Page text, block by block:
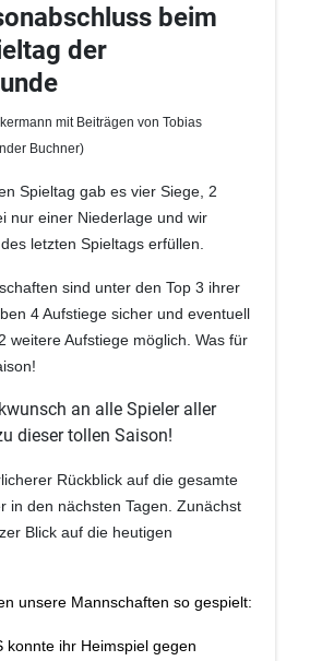
beim
der
mit Beiträgen von Tobias
Buchner)
Spieltag gab es vier Siege, 2
nur einer Niederlage und wir
letzten Spieltags erfüllen.
sind unter den Top 3 ihrer
4 Aufstiege sicher und eventuell
weitere Aufstiege möglich. Was für
an alle Spieler aller
dieser tollen Saison!
Rückblick auf die gesamte
in den nächsten Tagen. Zunächst
Blick auf die heutigen
unsere Mannschaften so gespielt:
konnte ihr Heimspiel gegen